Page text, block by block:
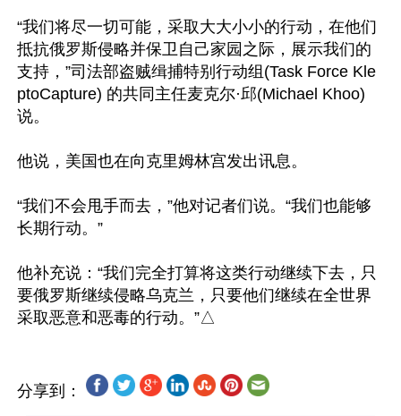
“我们将尽一切可能，采取大大小小的行动，在他们
抵抗俄罗斯侵略并保卫自己家园之际，展示我们的
支持，”司法部盗贼缉捕特别行动组(Task Force Kle
ptoCapture) 的共同主任麦克尔·邱(Michael Khoo)
说。
他说，美国也在向克里姆林宫发出讯息。
“我们不会甩手而去，”他对记者们说。“我们也能够
长期行动。”
他补充说：“我们完全打算将这类行动继续下去，只
要俄罗斯继续侵略乌克兰，只要他们继续在全世界
分享到：